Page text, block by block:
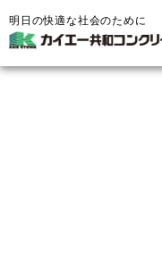
明日の快適な社会のために